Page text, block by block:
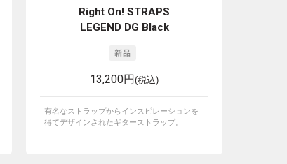
Right On! STRAPS
LEGEND DG Black
13,200円(税込)
有名なストラップからインスピレーションを
得てデザインされたギターストラップ。